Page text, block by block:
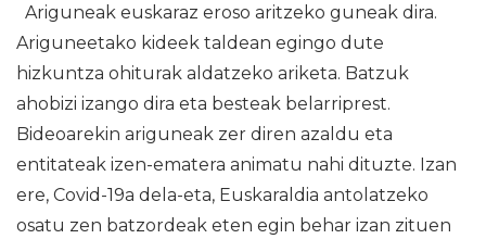
Ariguneak euskaraz eroso aritzeko guneak dira.
Ariguneetako kideek taldean egingo dute
hizkuntza ohiturak aldatzeko ariketa. Batzuk
ahobizi izango dira eta besteak belarriprest.
Bideoarekin ariguneak zer diren azaldu eta
entitateak izen-ematera animatu nahi dituzte. Izan
ere, Covid-19a dela-eta, Euskaraldia antolatzeko
osatu zen batzordeak eten egin behar izan zituen